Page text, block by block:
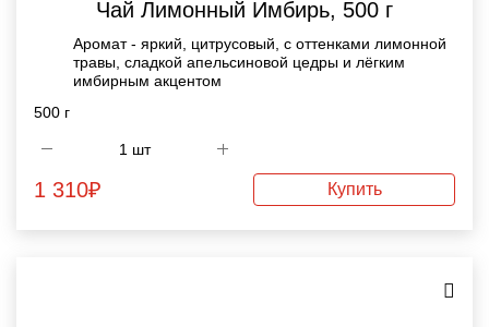
Чай Лимонный Имбирь, 500 г
Аромат - яркий, цитрусовый, с оттенками лимонной
травы, сладкой апельсиновой цедры и лёгким
имбирным акцентом
500 г
1 310₽ Купить